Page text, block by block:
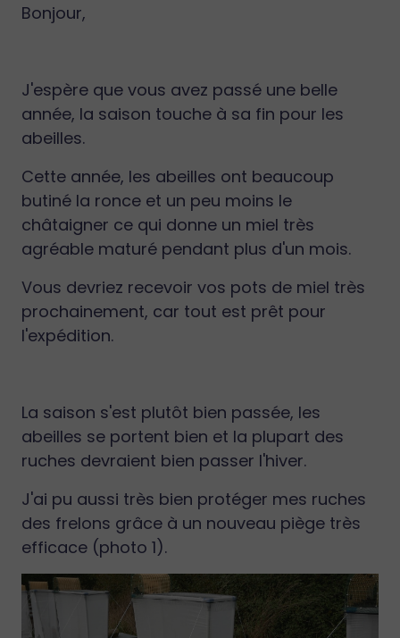
Bonjour,
J'espère que vous avez passé une belle
année, la saison touche à sa fin pour les
abeilles.
Cette année, les abeilles ont beaucoup
butiné la ronce et un peu moins le
châtaigner ce qui donne un miel très
agréable maturé pendant plus d'un mois.
Vous devriez recevoir vos pots de miel très
prochainement, car tout est prêt pour
l'expédition.
La saison s'est plutôt bien passée, les
abeilles se portent bien et la plupart des
ruches devraient bien passer l'hiver.
J'ai pu aussi très bien protéger mes ruches
des frelons grâce à un nouveau piège très
efficace (photo 1).